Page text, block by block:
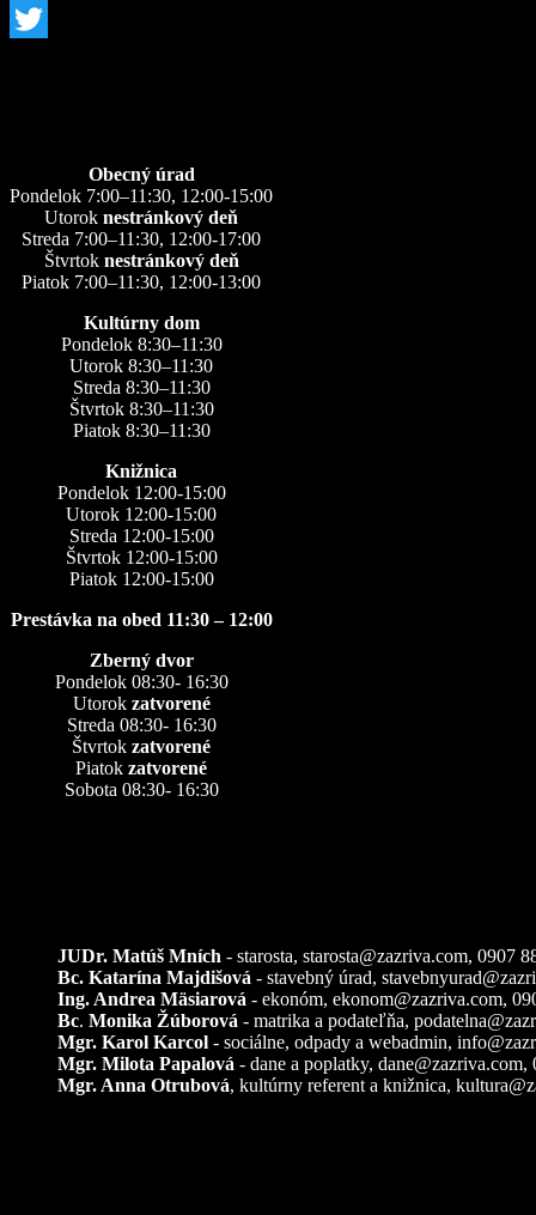
Facebook
Obecný úrad
Pondelok 7:00–11:30, 12:00-15:00
Utorok nestránkový deň
Streda 7:00–11:30, 12:00-17:00
Štvrtok nestránkový deň
Piatok 7:00–11:30, 12:00-13:00
Kultúrny dom
Pondelok 8:30–11:30
Utorok 8:30–11:30
Streda 8:30–11:30
Štvrtok 8:30–11:30
Piatok 8:30–11:30
Knižnica
Pondelok 12:00-15:00
Utorok 12:00-15:00
Streda 12:00-15:00
Štvrtok 12:00-15:00
Piatok 12:00-15:00
Prestávka na obed 11:30 – 12:00
Zberný dvor
Pondelok 08:30- 16:30
Utorok zatvorené
Streda 08:30- 16:30
Štvrtok zatvorené
Piatok zatvorené
Sobota 08:30- 16:30
JUDr. Matúš Mních - starosta, starosta@zazriva.com, 0907
Bc. Katarína Majdišová - stavebný úrad,
Ing. Andrea Mäsiarová - ekonóm, ekonom@zazriva.com,
Bc. Monika Žúborová - matrika a podateľňa,
Mgr. Karol Karcol - sociálne, odpady a webadmin,
Mgr. Milota Papalová - dane a poplatky, dane@zazriva.com,
Mgr. Anna Otrubová, kultúrny referent a knižnica,